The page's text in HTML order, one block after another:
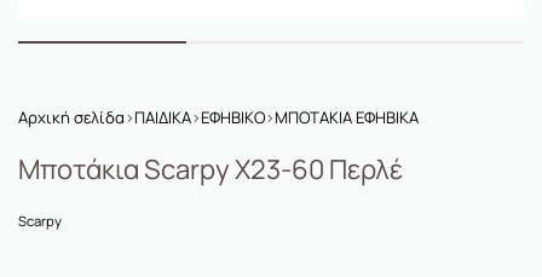
Αρχική σελίδα›ΠΑΙΔΙΚΑ›ΕΦΗΒΙΚΟ›ΜΠΟΤΑΚΙΑ ΕΦΗΒΙΚΑ
Μποτάκια Scarpy X23-60 Περλέ
Scarpy